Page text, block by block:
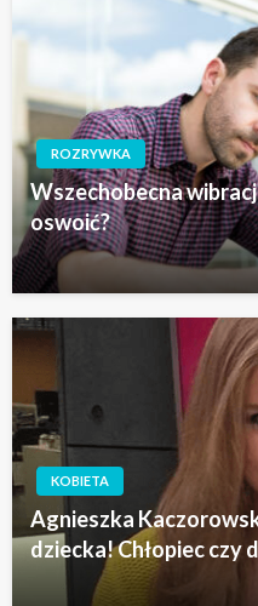
ROZRYWKA
Wszechobecna
oswoić?
KOBIETA
Agnieszka
dziecka! Chłopiec czy